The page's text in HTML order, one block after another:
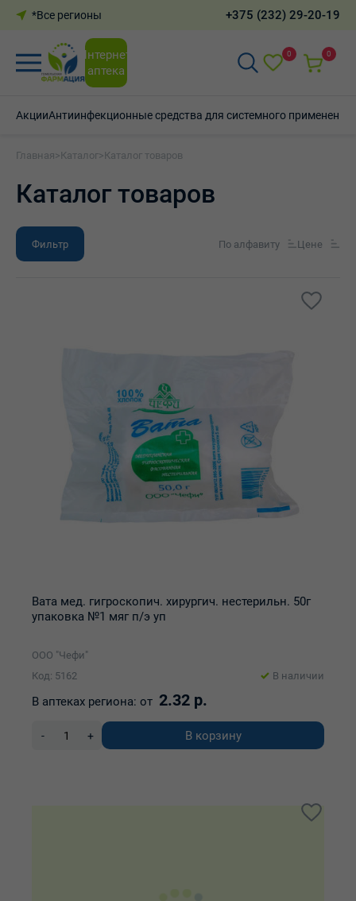
*Все регионы +375 (232) 29-20-19
Интернет-
аптека
0 0
АкцииАнтиинфекционные средства для системного применения
Главная >Каталог>Каталог товаров
Каталог товаров
Фильтр По алфавиту Цене
Вата мед. гигроскопич. хирургич. нестерильн. 50г
упаковка №1 мяг п/э уп
ООО "Чефи"
Код: 5162
В наличии
В аптеках региона: от 2.32 р.
- + В корзину